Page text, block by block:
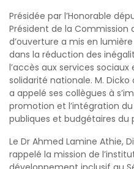
Présidée par l’Honorable
Président de la Commission
d’ouverture a mis en
dans la réduction des
l’accès aux services
solidarité nationale. M. Dicko
a appelé ses collègues à
promotion et l’intégration
publiques et budgétaires du
Le Dr Ahmed Lamine Athie,
rappelé la mission de